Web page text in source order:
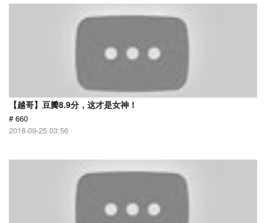
【越哥】豆瓣8.9分，这才是女神！
# 660
2018-09-25 03:56